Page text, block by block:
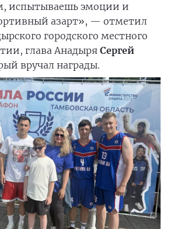
испытываешь эмоции и
азарт», — отметил
городского местного
глава Анадыря Сергей
вручал награды.